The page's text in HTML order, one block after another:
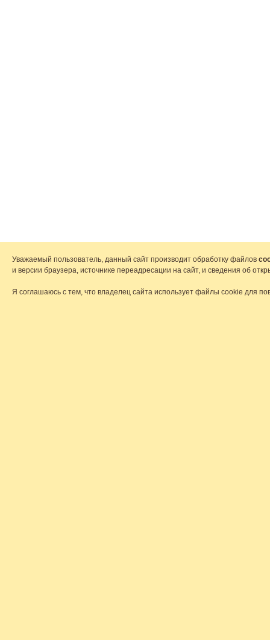
Уважаемый пользователь, данный сайт производит обработку файлов
и версии браузера, источнике переадресации на сайт, и сведения об
Я соглашаюсь с тем, что владелец сайта использует файлы cookie для